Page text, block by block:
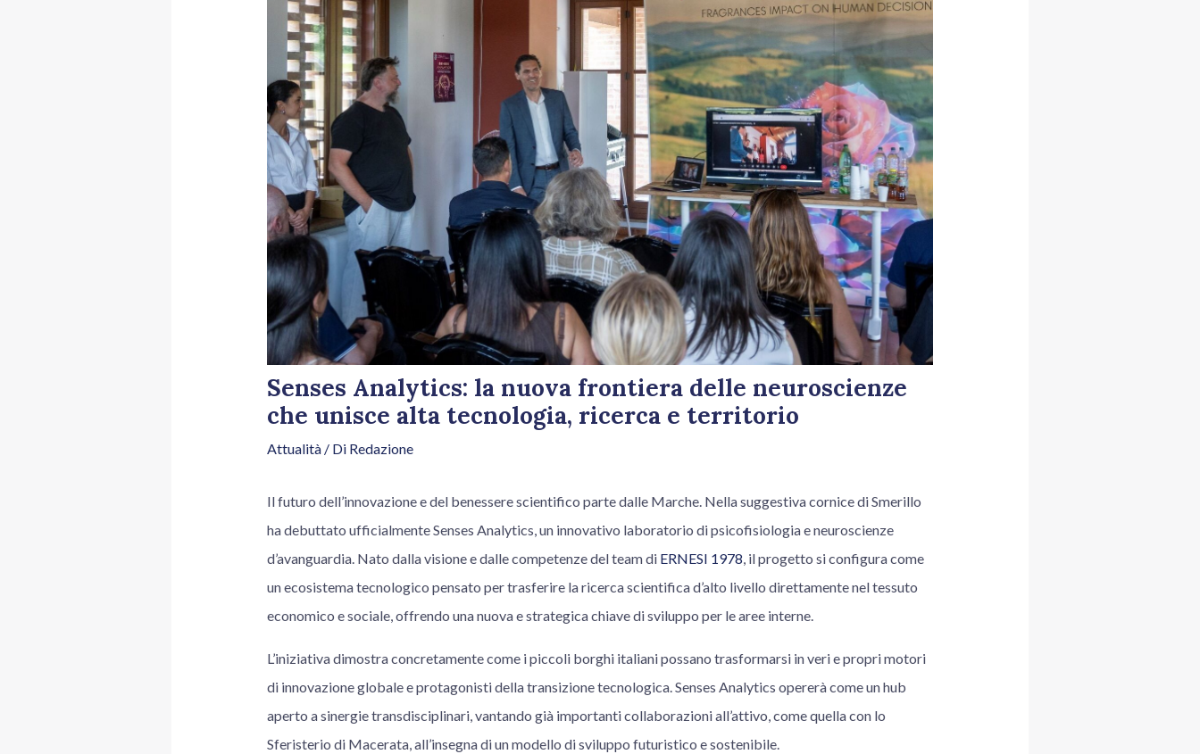
Senses Analytics: la nuova frontiera delle neuroscienze
che unisce alta tecnologia, ricerca e territorio
Attualità/ Di Redazione
Il futuro dell’innovazione e del benessere scientifico parte dalle Marche. Nella suggestiva cornice di Smerillo
ha debuttato ufficialmente Senses Analytics, un innovativo laboratorio di psicofisiologia e neuroscienze
d’avanguardia. Nato dalla visione e dalle competenze del team di ERNESI 1978, il progetto si configura come
un ecosistema tecnologico pensato per trasferire la ricerca scientifica d’alto livello direttamente nel tessuto
economico e sociale, offrendo una nuova e strategica chiave di sviluppo per le aree interne.
L’iniziativa dimostra concretamente come i piccoli borghi italiani possano trasformarsi in veri e propri motori
di innovazione globale e protagonisti della transizione tecnologica. Senses Analytics opererà come un hub
aperto a sinergie transdisciplinari, vantando già importanti collaborazioni all’attivo, come quella con lo
Sferisterio di Macerata, all’insegna di un modello di sviluppo futuristico e sostenibile.